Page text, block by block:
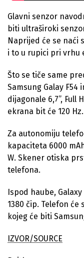
Glavni senzor
biti ultraširoki
Naprijed će se naći
i to u rupici pri vrhu
Što se tiče same
Samsung Galay F54
dijagonale 6,7”, Full
ekrana bit će 120 Hz.
Za autonomiju
kapaciteta 6000
W. Skener otiska
telefona.
Ispod haube,
1380 čip. Telefon
kojeg će biti
IZVOR/SOURCE